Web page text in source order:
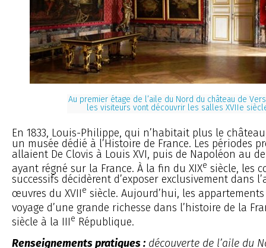
Au premier étage de l’aile du Nord du château de
les visiteurs vont découvrir les salles XVIIe
En 1833, Louis-Philippe, qui n’habitait plus le
un musée dédié à l’Histoire de France. Les périodes
allaient De Clovis à Louis XVI, puis de Napoléon au
ayant régné sur la France. À la fin du XIXe siècle, les
successifs décidèrent d’exposer exclusivement dans
œuvres du XVIIe siècle. Aujourd’hui, les
voyage d’une grande richesse dans l’histoire de la
siècle à la IIIe République.
Renseignements pratiques : découverte de l’aile du